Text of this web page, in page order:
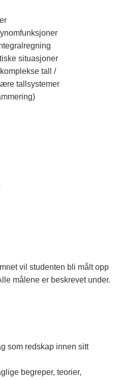
situasjoner
tall /
tallsystemer
vil studenten bli målt opp
målene er beskrevet under.
som redskap innen sitt
begreper, teorier,